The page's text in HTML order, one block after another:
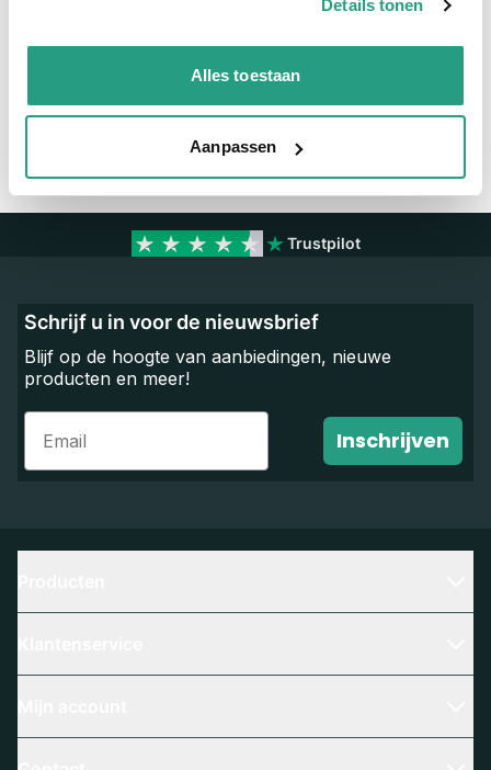
Details tonen
Alles toestaan
Aanpassen
Trustpilot
Schrijf u in voor de nieuwsbrief
Blijf op de hoogte van aanbiedingen, nieuwe
producten en meer!
Email
Inschrijven